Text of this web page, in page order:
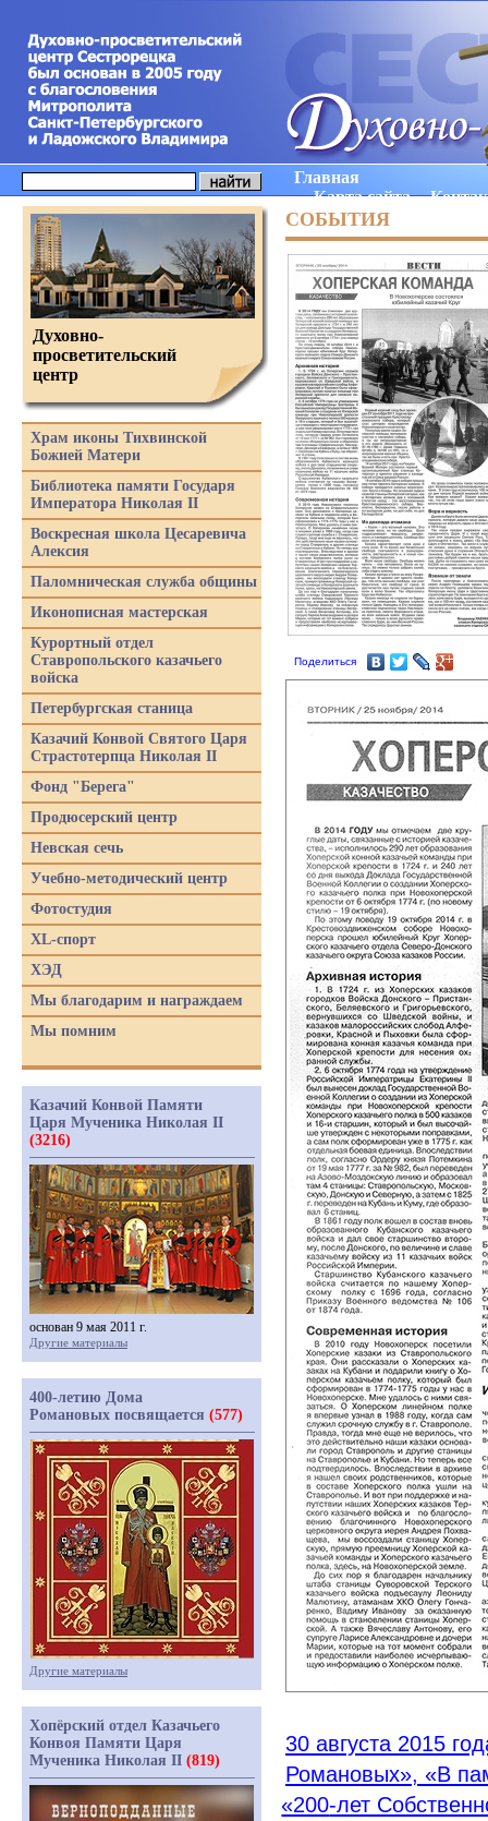
Главная
Карта сайта
СОБЫТИЯ
Поделиться
30 августа 2015
Романовых», «В
«200-лет
Духовно-
просветительский
центр
Храм иконы Тихвинской
Божией Матери
Библиотека памяти Государя
Императора Николая II
Воскресная школа Цесаревича
Алексия
Паломническая служба общины
Иконописная мастерская
Курортный отдел
Ставропольского казачьего
войска
Петербургская станица
Казачий Конвой Святого Царя
Страстотерпца Николая II
Фонд "Берега"
Продюсерский центр
Невская сечь
Учебно-методический центр
Фотостудия
XL-спорт
ХЭД
Мы благодарим и награждаем
Мы помним
Казачий Конвой Памяти
Царя Мученика Николая II
(3216)
основан 9 мая 2011 г.
Другие материалы
400-летию Дома
Романовых посвящается (577)
Другие материалы
Хопёрский отдел Казачьего
Конвоя Памяти Царя
Мученика Николая II (819)